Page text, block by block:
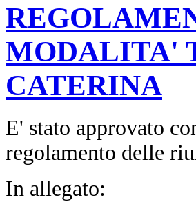
MODALITA'
CATERINA
E' stato approvato
regolamento delle
In allegato: